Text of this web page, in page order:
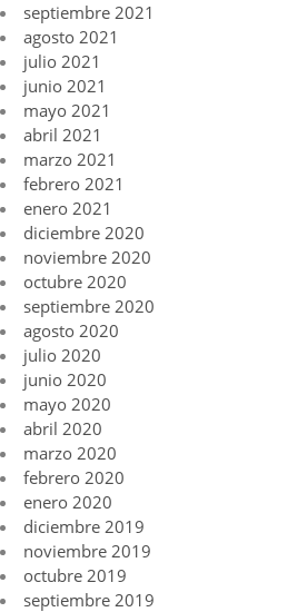
septiembre 2021
agosto 2021
julio 2021
junio 2021
mayo 2021
abril 2021
marzo 2021
febrero 2021
enero 2021
diciembre 2020
noviembre 2020
octubre 2020
septiembre 2020
agosto 2020
julio 2020
junio 2020
mayo 2020
abril 2020
marzo 2020
febrero 2020
enero 2020
diciembre 2019
noviembre 2019
octubre 2019
septiembre 2019